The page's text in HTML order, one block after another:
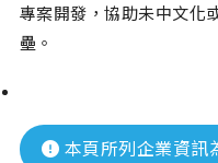
專案開發，協助未中文化
壘。
本頁所列企業資訊